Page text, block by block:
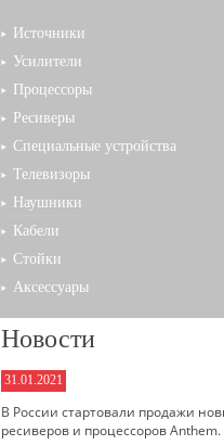
Источники
Усилители
Процессоры
Ресиверы
Специальные устройства
Телевизоры
Наушники
Кабели
Стойки
Аксессуары
Новости
31.01.2021
В России стартовали продажи
ресиверов и процессоров Anthem.